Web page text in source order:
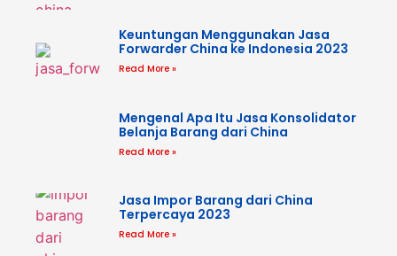
Keuntungan Menggunakan Jasa
Forwarder China ke Indonesia 2023
Read More »
Mengenal Apa Itu Jasa Konsolidator
Belanja Barang dari China
Read More »
Jasa Impor Barang dari China
Terpercaya 2023
Read More »